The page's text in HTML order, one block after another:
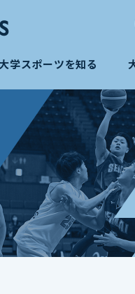
学スポーツを知る